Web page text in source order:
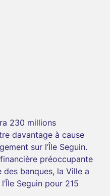
230 millions
davantage à cause
sur l’Île Seguin.
préoccupante
banques, la Ville a
Seguin pour 215